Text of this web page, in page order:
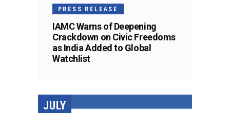
PRESS RELEASE
IAMC Warns of Deepening
Crackdown on Civic Freedoms
as India Added to Global
Watchlist
JULY